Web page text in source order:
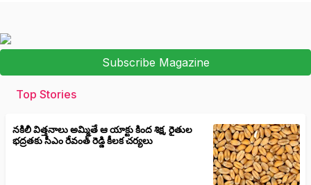
Subscribe Magazine
Top Stories
నకిలీ విత్తనాలు అమ్మితే ఆ యాక్టు కింద శిక్ష, రైతుల
భద్రతకు సీఎం రేవంత్ రెడ్డి కీలక చర్యలు